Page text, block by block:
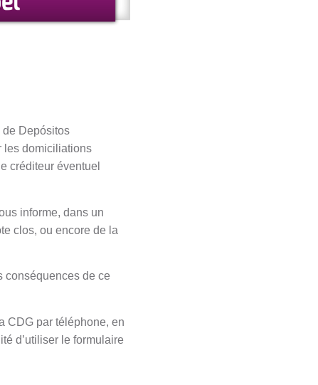
de Depósitos
les domiciliations
créditeur éventuel
informe, dans un
clos, ou encore de la
conséquences de ce
CDG par téléphone, en
d’utiliser le formulaire